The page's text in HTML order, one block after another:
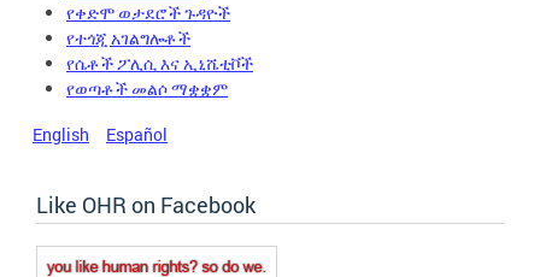
የቀድሞ ወታደሮች ጉዳዮች
የተጎጂ አገልግሎቶች
የሴቶች ፖሊሲ እና ኢኒሼቲቮች
የወጣቶች መልሶ ማቋቋም
English Español
Like OHR on Facebook